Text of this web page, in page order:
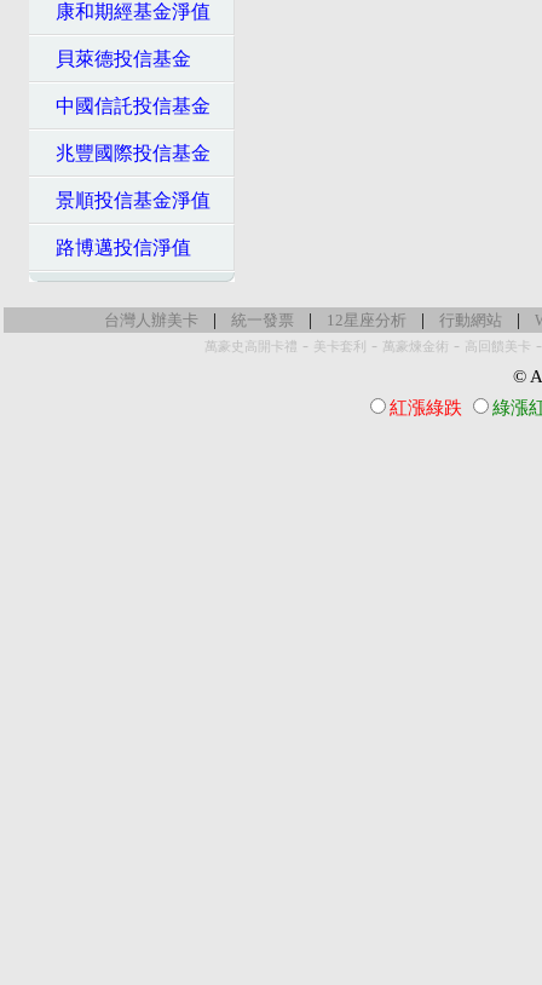
康和期經基金淨值
貝萊德投信基金
中國信託投信基金
兆豐國際投信基金
景順投信基金淨值
路博邁投信淨值
台灣人辦美卡 | 統一發票 | 12星座分析 | 行動網站 |
萬豪史高開卡禮 - 美卡套利 - 萬豪煉金術 - 高回饋美卡
©
紅漲綠跌
綠漲